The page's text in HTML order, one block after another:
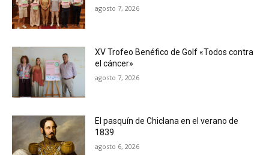
agosto 7, 2026
XV Trofeo Benéfico de Golf «Todos contra
el cáncer»
agosto 7, 2026
El pasquín de Chiclana en el verano de
1839
agosto 6, 2026